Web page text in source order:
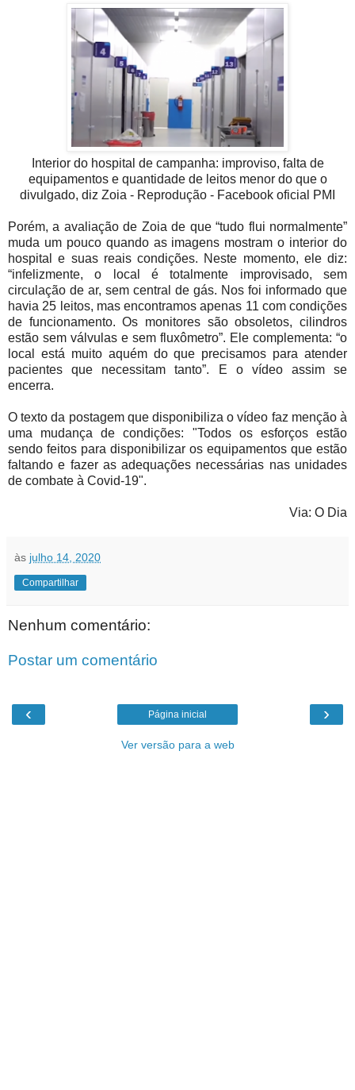
Interior do hospital de campanha: improviso, falta de
equipamentos e quantidade de leitos menor do que o
divulgado, diz Zoia - Reprodução - Facebook oficial PMI
Porém, a avaliação de Zoia de que “tudo flui normalmente”
muda um pouco quando as imagens mostram o interior do
hospital e suas reais condições. Neste momento, ele diz:
“infelizmente, o local é totalmente improvisado, sem
circulação de ar, sem central de gás. Nos foi informado que
havia 25 leitos, mas encontramos apenas 11 com condições
de funcionamento. Os monitores são obsoletos, cilindros
estão sem válvulas e sem fluxômetro”. Ele complementa: “o
local está muito aquém do que precisamos para atender
pacientes que necessitam tanto”. E o vídeo assim se
encerra.
O texto da postagem que disponibiliza o vídeo faz menção à
uma mudança de condições: "Todos os esforços estão
sendo feitos para disponibilizar os equipamentos que estão
faltando e fazer as adequações necessárias nas unidades
de combate à Covid-19".
Via: O Dia
às julho 14, 2020
Compartilhar
Nenhum comentário:
Postar um comentário
‹ ›
Página inicial
Ver versão para a web